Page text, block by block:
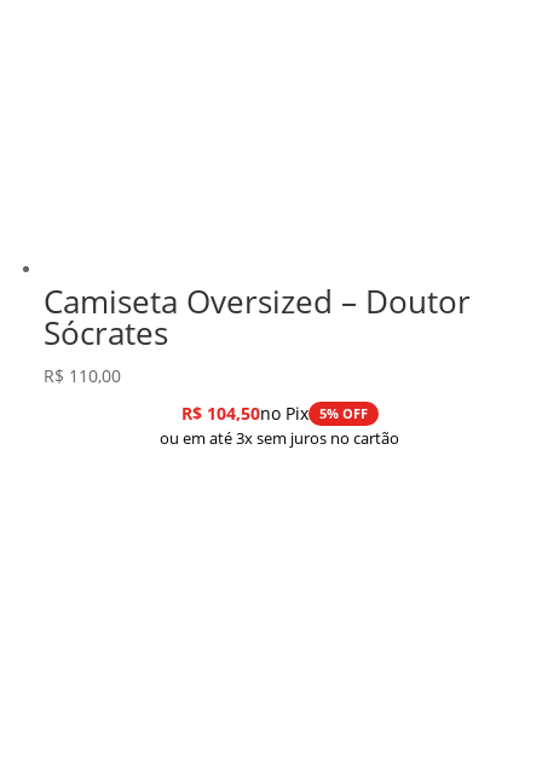
Camiseta Oversized – Doutor
Sócrates
R$ 110,00
R$104,50no Pix 5% OFF
ou em até 3x sem juros no cartão